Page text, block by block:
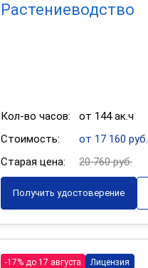
Растениеводство
Кол-во часов:
от 144 ак.ч
Стоимость:
от 17 160 руб.
Старая цена:
20 760 руб.
Получить удостоверение
-17% до 17 августа Лицензия